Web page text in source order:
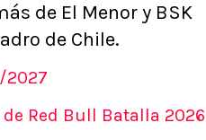
de El Menor y BSK
de Chile.
2027
Red Bull Batalla 2026